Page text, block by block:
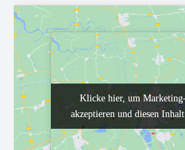
Klicke hier, um
akzeptieren und diesen
Klicke hier, um
akzeptieren und diesen